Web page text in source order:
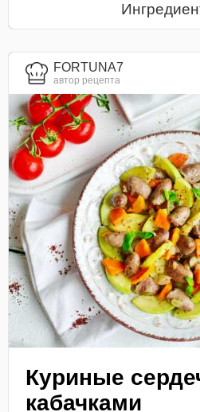
FORTUNA7
автор рецепта
Куриные
кабачками